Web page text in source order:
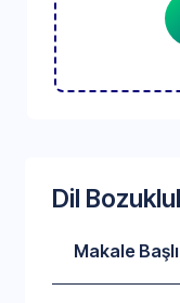
Dil
Makale